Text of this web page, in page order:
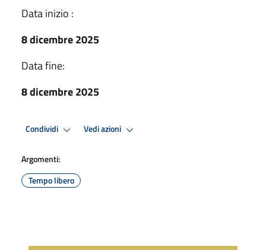
Data inizio :
8 dicembre 2025
Data fine:
8 dicembre 2025
Condividi Vedi azioni
Argomenti:
Tempo libero